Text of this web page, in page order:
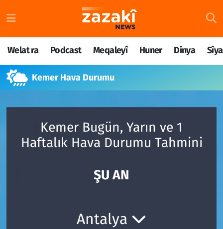
Welat ra Podcast Meqaleyî Huner Dinya
Kemer Hava Durumu
Kemer Bugün, Yarın ve 1
Haftalık Hava Durumu Tahmini
ŞU AN
Antalya
Welat ra
Podcast
Meqaleyî
Dinya
Nöbetçi Eczaneler
Hava Durumu
Namaz Vakitleri
Süper Lig Puan Durumu ve Fikstür